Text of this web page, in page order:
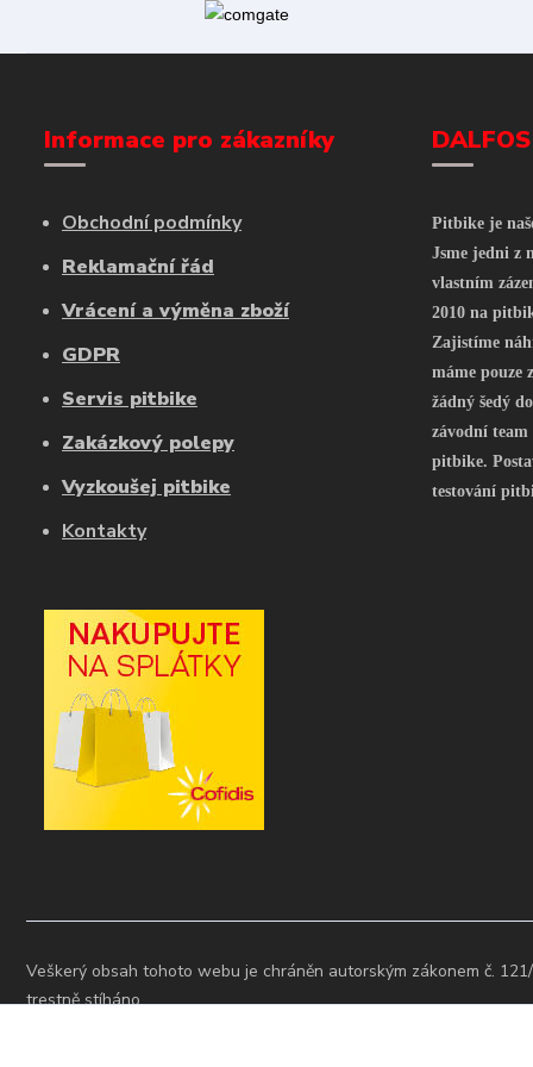
Informace pro zákazníky
Obchodní podmínky
Reklamační řád
Vrácení a výměna zboží
GDPR
Servis pitbike
Zakázkový polepy
Vyzkoušej pitbike
Kontakty
Pitbike je
Jsme jedni z
vlastním
2010 na
Zajistíme
máme pouze
žádný šedý
závodní
pitbike.
testování
Veškerý obsah tohoto webu je chráněn autorským zákonem č.
trestně stíháno.